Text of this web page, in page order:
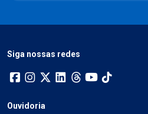
Siga nossas redes
Ouvidoria